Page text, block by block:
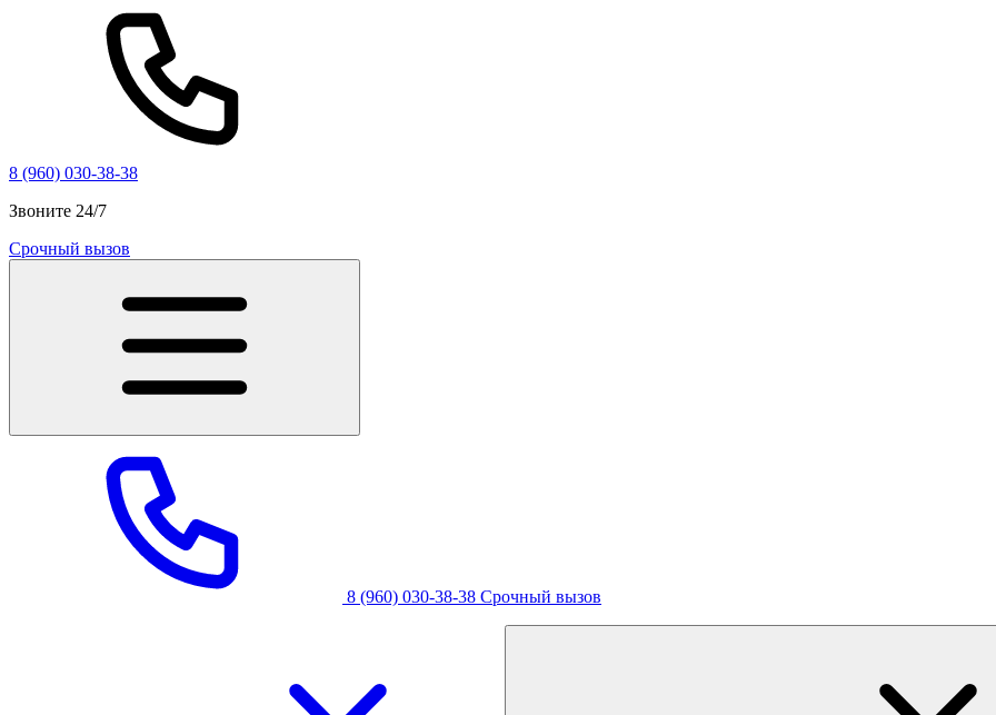
8 (960) 030-38-38
Звоните 24/7
Срочный вызов
8 (960) 030-38-38 Срочный вызов